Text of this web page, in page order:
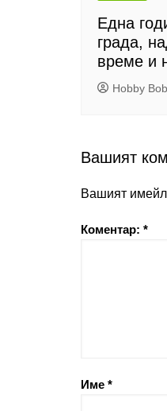
Една
града,
време и
Hobby
Вашият
Вашият
Коментар: *
Име *